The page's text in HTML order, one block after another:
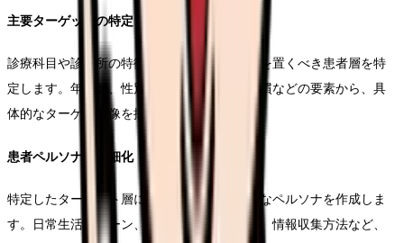
主要ターゲットの特定
診療科目や診療所の特徴に基づき、最も重点を置くべき患者層を特
定します。年齢層、性別、居住地域、生活習慣などの要素から、具
体的なターゲット像を描き出します。
患者ペルソナの詳細化
特定したターゲット層について、より具体的なペルソナを作成しま
す。日常生活パターン、医療機関の選択基準、情報収集方法など、